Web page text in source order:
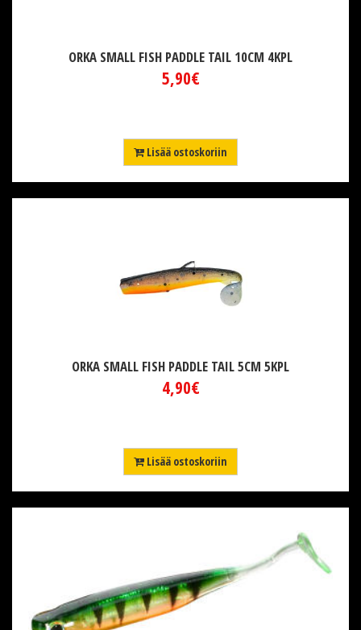
ORKA SMALL FISH PADDLE TAIL 10CM 4KPL
5,90€
Lisää ostoskoriin
ORKA SMALL FISH PADDLE TAIL 5CM 5KPL
4,90€
Lisää ostoskoriin